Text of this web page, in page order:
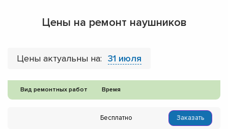
Цены на ремонт наушников
Цены актуальны на: 31 июля
Вид ремонтных работ Время
Бесплатно Заказать